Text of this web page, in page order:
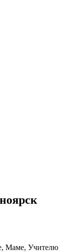
Маме, Учителю